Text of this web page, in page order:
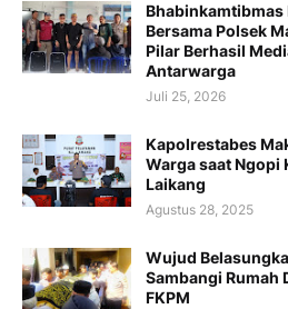
Bhabinkamtibmas
Bersama Polsek
Pilar Berhasil
Antarwarga
Juli 25, 2026
Kapolrestabes
Warga saat Ngopi
Laikang
Agustus 28, 2025
Wujud
Sambangi Rumah
FKPM